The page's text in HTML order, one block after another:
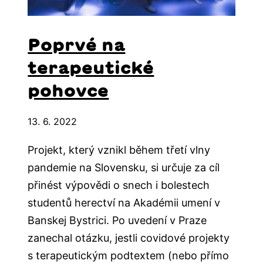
Poprvé na
terapeutické
pohovce
13. 6. 2022
Projekt, který vznikl během třetí vlny
pandemie na Slovensku, si určuje za cíl
přinést výpovědi o snech i bolestech
studentů herectví na Akadémii umení v
Banskej Bystrici. Po uvedení v Praze
zanechal otázku, jestli covidové projekty
s terapeutickým podtextem (nebo přímo